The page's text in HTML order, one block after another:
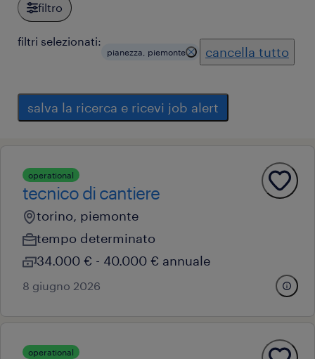
filtro
filtri selezionati:
pianezza, piemonte cancella tutto
salva la ricerca e ricevi job alert
operational
tecnico di cantiere
torino, piemonte
tempo determinato
34.000 € - 40.000 € annuale
8 giugno 2026
operational